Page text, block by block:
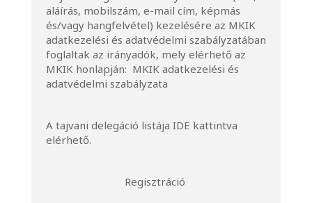
aláírás, mobilszám, e-mail cím, képmás
és/vagy hangfelvétel) kezelésére az MKIK
adatkezelési és adatvédelmi szabályzatában
foglaltak az irányadók, mely elérhető az
MKIK honlapján: MKIK adatkezelési és
adatvédelmi szabályzata
A tajvani delegáció listája IDE kattintva
elérhető.
Regisztráció